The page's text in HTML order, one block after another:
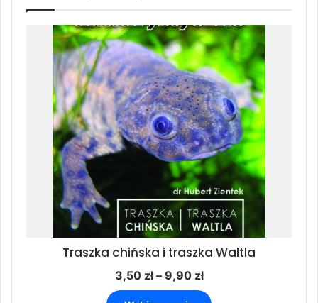
Traszka chińska i traszka Waltla
3,50 zł – 9,90 złZakres
cen: